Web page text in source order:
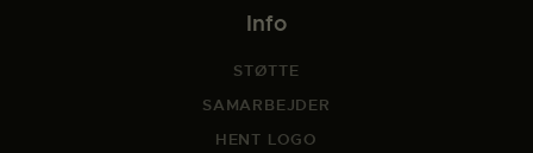
Info
STØTTE
SAMARBEJDER
HENT LOGO